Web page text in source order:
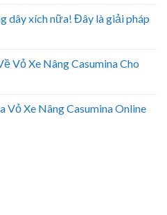
dây xích nữa! Đây là giải pháp
Vỏ Xe Nâng Casumina Cho
Xe Nâng Casumina Online